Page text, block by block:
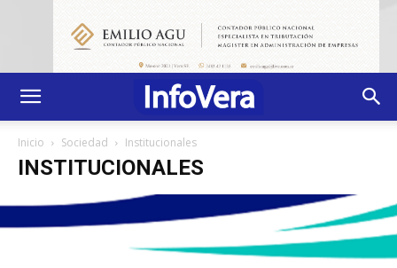
Inicio Sociedad Institucionales
INSTITUCIONALES